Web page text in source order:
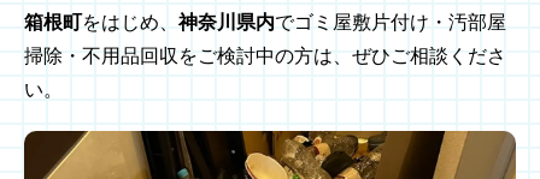
箱根町をはじめ、神奈川県内でゴミ屋敷片付け・汚部屋
掃除・不用品回収をご検討中の方は、ぜひご相談くださ
い。